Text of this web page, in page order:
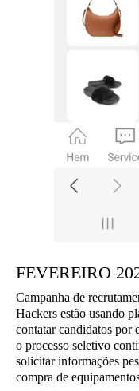
FEVEREIRO
Campanha de
Hackers estão usando
contatar candidatos
o processo seletivo
solicitar informações
compra de